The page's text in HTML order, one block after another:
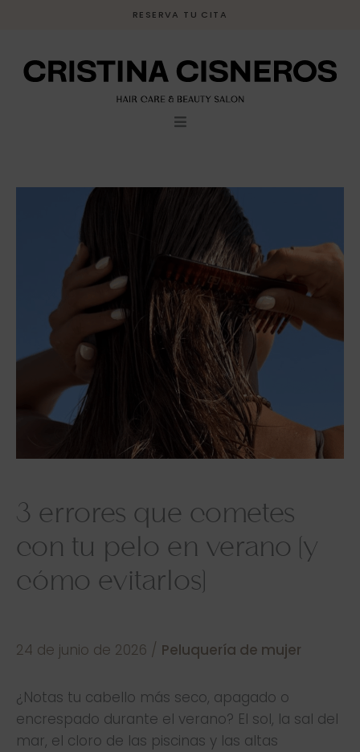
contenido
RESERVA TU CITA
3 errores que cometes
con tu pelo en verano (y
cómo evitarlos)
24 de junio de 2026 / Peluquería de mujer
¿Notas tu cabello más seco, apagado o
encrespado durante el verano? El sol, la sal del
mar, el cloro de las piscinas y las altas